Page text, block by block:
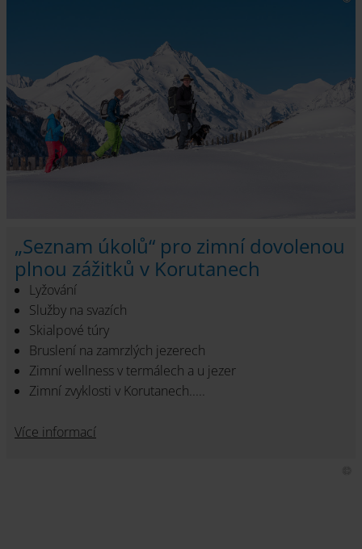
„Seznam úkolů“ pro zimní dovolenou
plnou zážitků v Korutanech
Lyžování
Služby na svazích
Skialpové túry
Bruslení na zamrzlých jezerech
Zimní wellness v termálech a u jezer
Zimní zvyklosti v Korutanech.....
Více informací